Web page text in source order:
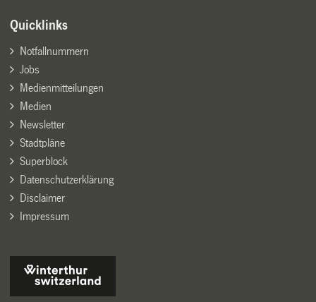
Quicklinks
Notfallnummern
Jobs
Medienmitteilungen
Medien
Newsletter
Stadtpläne
Superblock
Datenschutzerklärung
Disclaimer
Impressum